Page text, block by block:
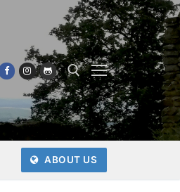
ABOUT US